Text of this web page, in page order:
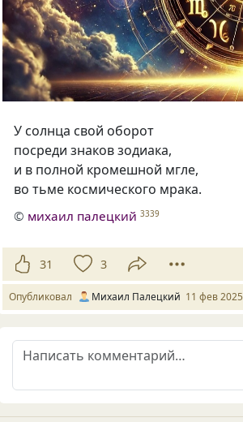
У солнца свой оборот
посреди знаков зодиака,
и в полной кромешной мгле,
во тьме космического мрака.
© михаил палецкий 3339
31 3
Опубликовал Михаил Палецкий 11 фев 2025